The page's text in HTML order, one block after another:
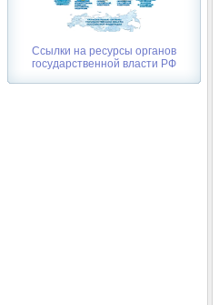
Ссылки на ресурсы органов
государственной власти РФ